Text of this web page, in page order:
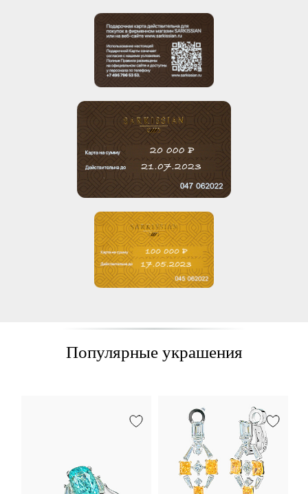
Популярные украшения